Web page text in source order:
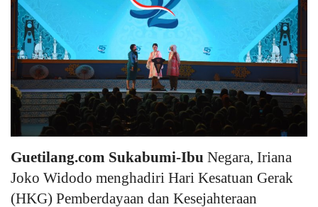
Kejahatan
Cybers Event
UMKM & Ekonomi Kreatif
Pekerja Migran Indonesia
Ekonomi
Pendidikan
Guetilang.com Sukabumi-Ibu Negara, Iriana
Joko Widodo menghadiri Hari Kesatuan Gerak
(HKG) Pemberdayaan dan Kesejahteraan